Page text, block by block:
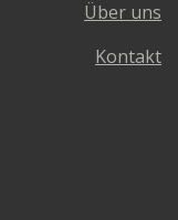
Über uns
Kontakt